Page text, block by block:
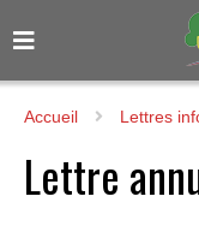
Accueil Lettres
Lettre